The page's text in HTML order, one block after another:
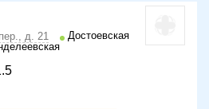
д. 21
Достоевская